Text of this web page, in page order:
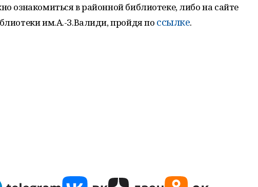
ознакомиться в районной библиотеке, либо на сайте
им.А.-З.Валиди, пройдя по ссылке.